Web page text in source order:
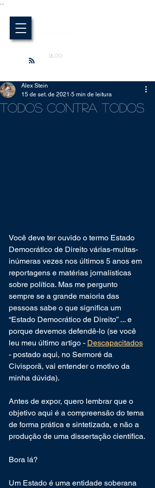
BLOG
Todos contra Todos
Alex Stein
15 de set. de 2021 5 min de leitura
Você deve ter ouvido o termo Estado
Democrático de Direito várias-muitas-
inúmeras vezes nos últimos 5 anos em
reportagens e matérias jornalísticas
sobre política. Mas me pergunto
sempre se a grande maioria das
pessoas sabe o que significa um
“Estado Democrático de Direito” ... e
porque devemos defendê-lo (se você
leu meu último artigo - Descapacitados
- postado aqui, no Sermoré da
Civisporã, vai entender o motivo da
minha dúvida).
Antes de expor, quero lembrar que o
objetivo aqui é a compreensão do tema
de forma prática e sintetizada, e não a
produção de uma dissertação científica.
Bora lá?
Um Estado é uma entidade soberana